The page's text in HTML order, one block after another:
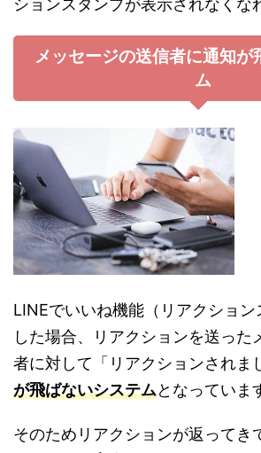
ションスタンプが表示されなくな
メッセージの送信者に通知が
ム
LINEでいいね機能（リアクション
した場合、リアクションを送った
者に対して「リアクションされま
が飛ばないシステムとなっていま
そのためリアクションが返ってき